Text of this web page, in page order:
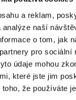
a reklam,
analýze naší
o tom, jak
pro sociální
údaje mohou
které jste jim
že používáte